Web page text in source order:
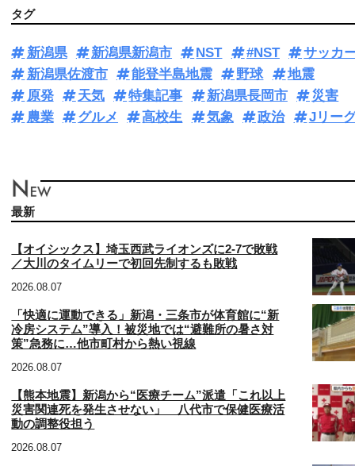
タグ
新潟県 新潟県新潟市 NST #NST
サッカ
新潟県佐渡市
能登半島地震 野球
地震
原発
天気 特集記事 新潟県長岡市
災害
農業
グルメ 高校生 気象 政治 Jリー
最新
【オイシックス】埼玉西武ライオンズに2-7で敗戦
／大川のタイムリーで初回先制するも敗戦
2026.08.07
「快適に運動できる」新潟・三条市が体育館に“新
冷房システム”導入！被災地では“避難所の暑さ対
策”急務に…他市町村から熱い視線
2026.08.07
【熊本地震】新潟から“医療チーム”派遣「これ以上
災害関連死を発生させない」 八代市で保健医療活
動の調整役担う
2026.08.07